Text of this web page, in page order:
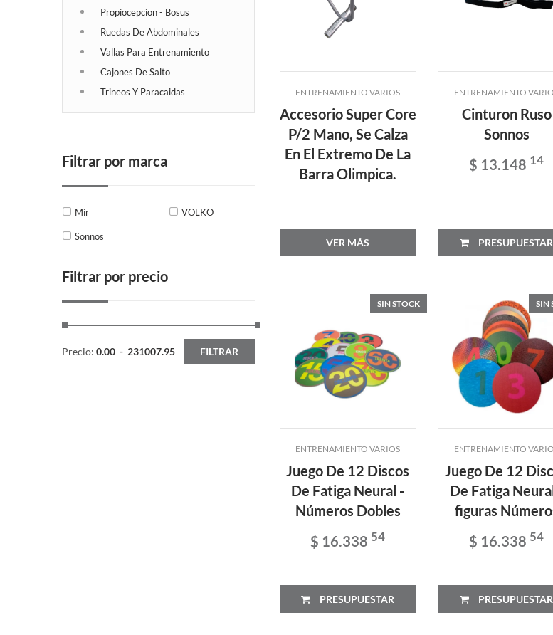
Propiocepcion - Bosus
Ruedas De Abdominales
Vallas Para Entrenamiento
Cajones De Salto
Trineos Y Paracaidas
Filtrar por marca
Mir
Sonnos
VOLKO
Filtrar por precio
Precio: 0.00 - 231007.95 FILTRAR
ENTRENAMIENTO VARIOS
Accesorio Super Core
P/2 Mano, Se Calza
En El Extremo De La
Barra Olimpica.
VER MÁS
ENTRENAMIENTO
Cinturon Ruso
Sonnos
$ 13.148 14
PRESUPUESTAR
SIN STOCK
ENTRENAMIENTO VARIOS
Juego De 12 Discos
De Fatiga Neural -
Números Dobles
$ 16.338 54
PRESUPUESTAR
SIN
ENTRENAMIENTO
Juego De 12
De Fatiga
figuras
$ 16.338 54
PRESUPUESTAR